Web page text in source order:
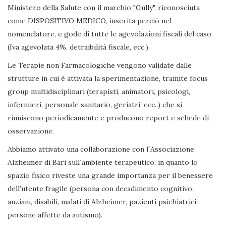
Ministero della Salute con il marchio "Gully", riconosciuta
come DISPOSITIVO MEDICO, inserita perciò nel
nomenclatore, e gode di tutte le agevolazioni fiscali del caso
(Iva agevolata 4%, detraibilità fiscale, ecc.).
Le Terapie non Farmacologiche vengono validate dalle
strutture in cui è attivata la sperimentazione, tramite focus
group multidisciplinari (terapisti, animatori, psicologi,
infermieri, personale sanitario, geriatri, ecc..) che si
riuniscono periodicamente e producono report e schede di
osservazione.
Abbiamo attivato una collaborazione con l´Associazione
Alzheimer di Bari sull´ambiente terapeutico, in quanto lo
spazio fisico riveste una grande importanza per il benessere
dell’utente fragile (persona con decadimento cognitivo,
anziani, disabili, malati di Alzheimer, pazienti psichiatrici,
persone affette da autismo).